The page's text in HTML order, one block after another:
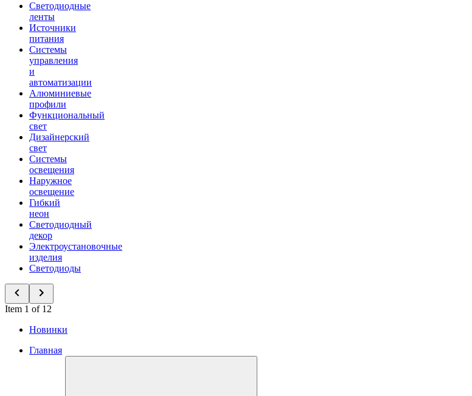
Светодиодные
ленты
Источники
питания
Системы
управления
и
автоматизации
Алюминиевые
профили
Функциональный
свет
Дизайнерский
свет
Системы
освещения
Наружное
освещение
Гибкий
неон
Светодиодный
декор
Электроустановочные
изделия
Светодиоды
Item 1 of 12
Новинки
Главная